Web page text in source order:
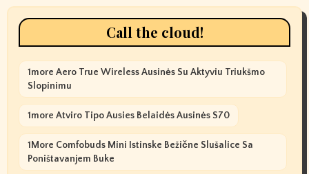
Call the cloud!
1more Aero True Wireless Ausinės Su Aktyviu Triukšmo
Slopinimu
1more Atviro Tipo Ausies Belaidės Ausinės S70
1More Comfobuds Mini Istinske Bežične Slušalice Sa
Poništavanjem Buke